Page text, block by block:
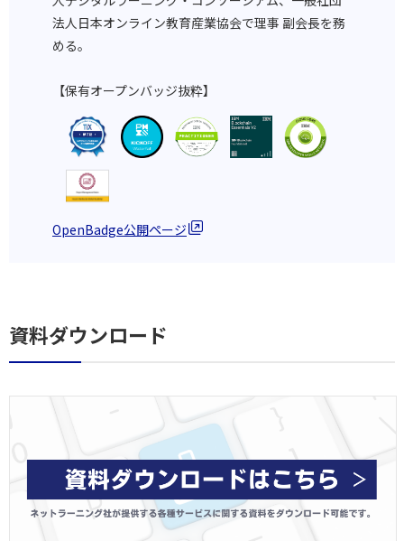
法人日本オンライン教育産業協会で理事 副会長を務
める。
【保有オープンバッジ抜粋】
OpenBadge公開ページ
資料ダウンロード